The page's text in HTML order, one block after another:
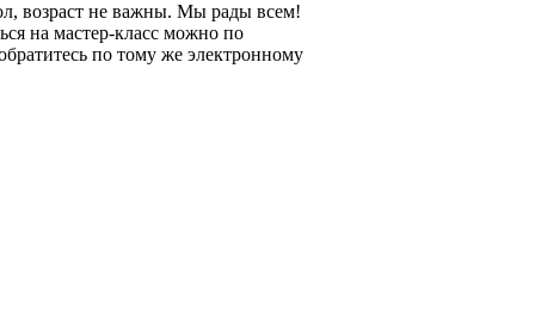
возраст не важны. Мы рады всем!
на мастер-класс можно по
по тому же электронному